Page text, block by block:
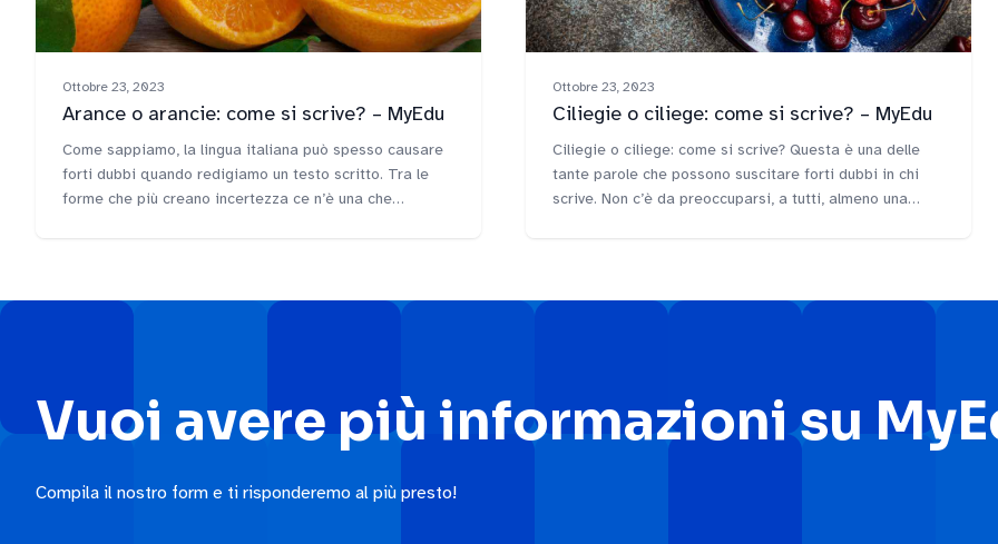
Ottobre 23, 2023
Arance o arancie: come si scrive? – MyEdu
Come sappiamo, la lingua italiana può spesso causare
forti dubbi quando redigiamo un testo scritto. Tra le
forme che più creano incertezza ce n’è una che
ben precisa: [&hellip;]
Ottobre 23, 2023
Ciliegie o ciliege: come si scrive? – MyEdu
Ciliegie o ciliege: come si scrive? Questa è una delle
tante parole che possono suscitare forti dubbi in chi
scrive. Non c’è da preoccuparsi, a tutti, almeno una
insieme qual è [&hellip;]
Vuoi avere più informazioni su
Compila il nostro form e ti risponderemo al più presto!